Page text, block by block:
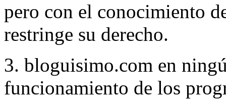
pero con el conocimiento
restringe su derecho.
3. bloguisimo.com en
funcionamiento de los